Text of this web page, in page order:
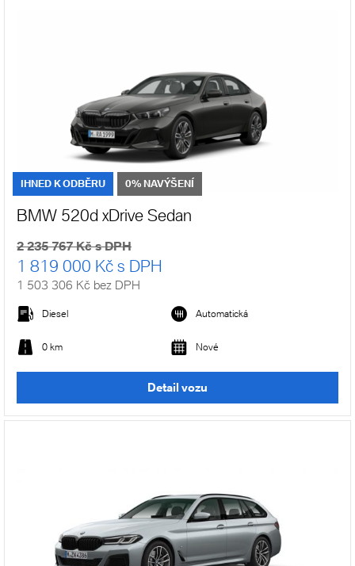
IHNED K ODBĚRU 0% NAVÝŠENÍ
BMW 520d xDrive Sedan
2 235 767 Kč s DPH
1 819 000 Kč s DPH
1 503 306 Kč bez DPH
Diesel Automatická
0 km Nové
Detail vozu